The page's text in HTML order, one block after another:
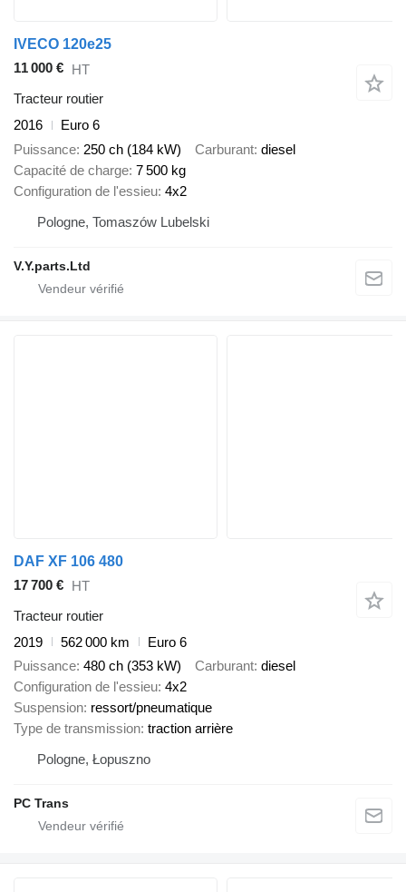
IVECO 120e25
11 000 € HT
Tracteur routier
2016
Euro 6
Puissance 250 ch (184 kW) Carburant diesel
Capacité de charge 7 500 kg
Configuration de l'essieu 4x2
Pologne, Tomaszów Lubelski
V.Y.parts.Ltd
DAF XF 106 480
17 700 € HT
Tracteur routier
2019
562 000 km
Euro 6
Puissance 480 ch (353 kW) Carburant diesel
Configuration de l'essieu 4x2
Suspension ressort/pneumatique
Type de transmission traction arrière
Pologne, Łopuszno
PC Trans